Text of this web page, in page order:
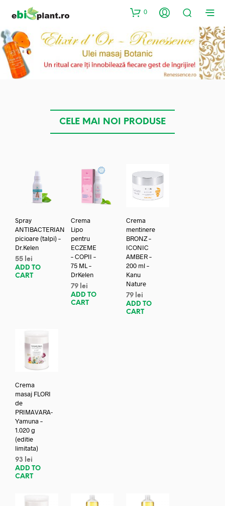
0
CELE MAI NOI PRODUSE
Spray
ANTIBACTERIAN
picioare (talpi) –
Dr.Kelen
55 lei
ADD TO
CART
Crema
Lipo
pentru
ECZEME
– COPII –
75 ML –
DrKelen
79 lei
ADD TO
CART
Crema
mentinere
BRONZ –
ICONIC
AMBER –
200 ml –
Kanu
Nature
79 lei
ADD TO
CART
Crema
masaj FLORI
de
PRIMAVARA-
Yamuna –
1.020 g
(editie
limitata)
93
lei
ADD TO
CART